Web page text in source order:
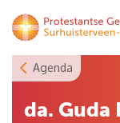
Skip
to
Agenda
da. Guda